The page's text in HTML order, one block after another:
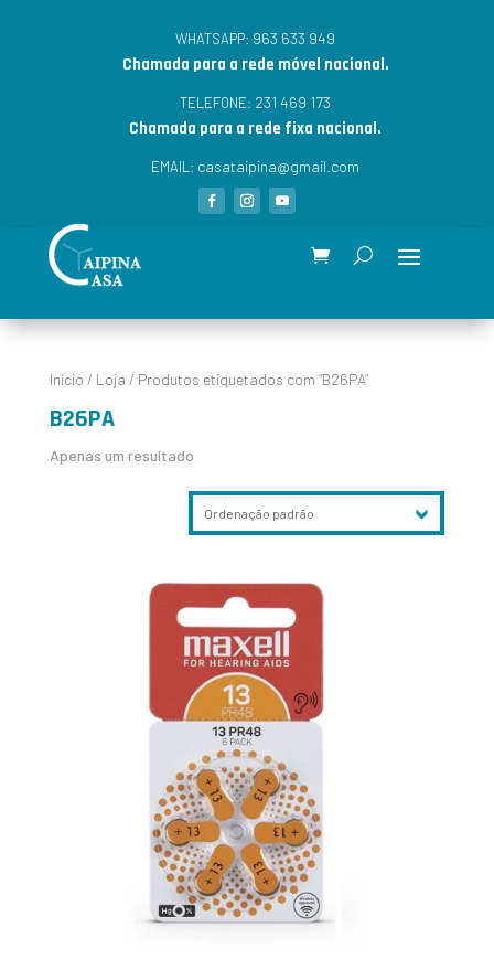
WHATSAPP: 963 633 949
Chamada para a rede móvel nacional.
TELEFONE: 231 469 173
Chamada para a rede fixa nacional.
EMAIL: casataipina@gmail.com
Início / Loja / Produtos etiquetados com “B26PA”
B26PA
Apenas um resultado